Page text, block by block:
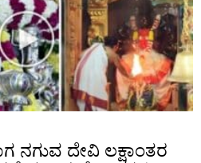
ನಗುವ ದೇವಿ ಲಕ್ಷಾಂತರ